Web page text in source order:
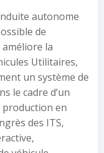
autonome
de
la
Utilitaires,
un système de
le cadre d’un
en
des ITS,